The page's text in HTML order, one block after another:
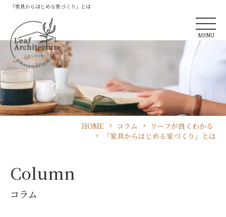
「家具からはじめる家づくり」とは
MENU
HOME コラム
リーフが良くわかる
「家具からはじめる家づくり」とは
Column
コラム